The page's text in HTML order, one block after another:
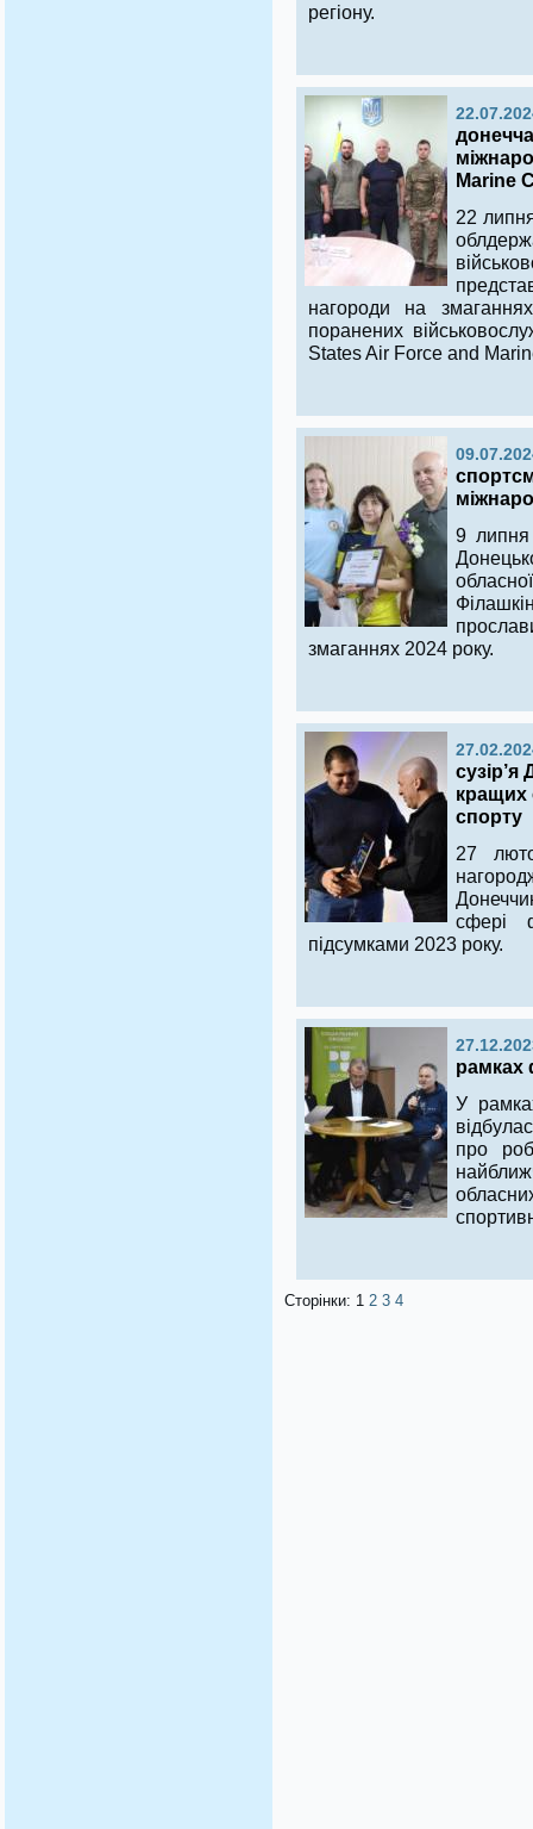
регіону.
Marine
22
нагороди на
поранених
States Air Force and
9 липня
змаганнях 2024 року.
кращих
спорту
27
сфері
підсумками 2023 року.
рамках
У
про
Сторінки: 1 2 3 4